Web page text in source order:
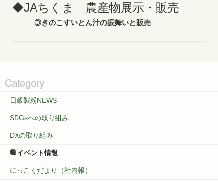
◆JAちくま 農産物展示・販売
◎きのこすいとん汁の振舞いと販売
日穀製粉NEWS
SDGsへの取り組み
DXの取り組み
イベント情報
にっこくだより（社内報）